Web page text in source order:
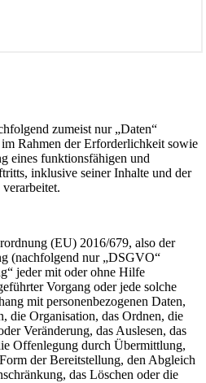
zumeist nur „Daten“
Rahmen der Erforderlichkeit sowie
eines funktionsfähigen und
inklusive seiner Inhalte und der
(EU) 2016/679, also der
(nachfolgend nur „DSGVO“
jeder mit oder ohne Hilfe
Vorgang oder jede solche
mit personenbezogenen Daten,
die Organisation, das Ordnen, die
Veränderung, das Auslesen, das
Offenlegung durch Übermittlung,
der Bereitstellung, den Abgleich
das Löschen oder die